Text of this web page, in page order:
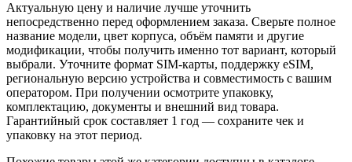
Актуальную цену и наличие лучше уточнить
непосредственно перед оформлением заказа. Сверьте полное
название модели, цвет корпуса, объём памяти и другие
модификации, чтобы получить именно тот вариант, который
выбрали. Уточните формат SIM-карты, поддержку eSIM,
региональную версию устройства и совместимость с вашим
оператором. При получении осмотрите упаковку,
комплектацию, документы и внешний вид товара.
Гарантийный срок составляет 1 год — сохраните чек и
упаковку на этот период.